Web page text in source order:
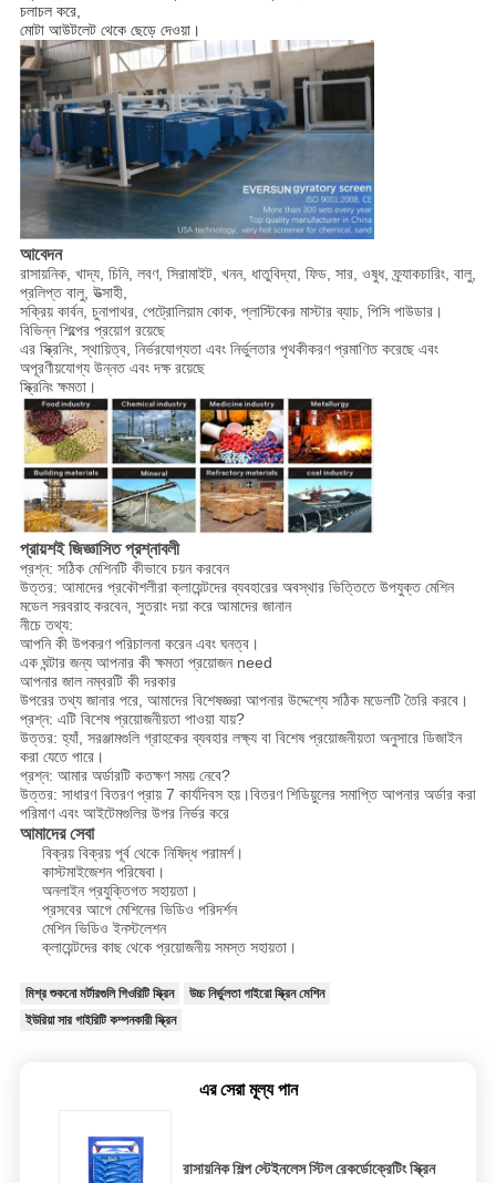
চলাচল করে,
মোটা আউটলেট থেকে ছেড়ে দেওয়া।
আবেদন
রাসায়নিক, খাদ্য, চিনি, লবণ, সিরামাইট, খনন, ধাতুবিদ্যা, ফিড, সার, ওষুধ, ফ্র্যাকচারিং, বালু,
প্রলিপ্ত বালু, উত্সাহী,
সক্রিয় কার্বন, চুনাপাথর, পেট্রোলিয়াম কোক, প্লাস্টিকের মাস্টার ব্যাচ, পিসি পাউডার।
বিভিন্ন শিল্পের প্রয়োগ রয়েছে
এর স্ক্রিনিং, স্থায়িত্ব, নির্ভরযোগ্যতা এবং নির্ভুলতার পৃথকীকরণ প্রমাণিত করেছে এবং
অপূরণীয়যোগ্য উন্নত এবং দক্ষ রয়েছে
স্ক্রিনিং ক্ষমতা।
প্রায়শই জিজ্ঞাসিত প্রশ্নাবলী
প্রশ্ন: সঠিক মেশিনটি কীভাবে চয়ন করবেন
উত্তর: আমাদের প্রকৌশলীরা ক্লায়েন্টদের ব্যবহারের অবস্থার ভিত্তিতে উপযুক্ত মেশিন
মডেল সরবরাহ করবেন, সুতরাং দয়া করে আমাদের জানান
নীচে তথ্য:
আপনি কী উপকরণ পরিচালনা করেন এবং ঘনত্ব।
এক ঘন্টার জন্য আপনার কী ক্ষমতা প্রয়োজন need
আপনার জাল নম্বরটি কী দরকার
উপরের তথ্য জানার পরে, আমাদের বিশেষজ্ঞরা আপনার উদ্দেশ্যে সঠিক মডেলটি তৈরি করবে।
প্রশ্ন: এটি বিশেষ প্রয়োজনীয়তা পাওয়া যায়?
উত্তর: হ্যাঁ, সরঞ্জামগুলি গ্রাহকের ব্যবহার লক্ষ্য বা বিশেষ প্রয়োজনীয়তা অনুসারে ডিজাইন
করা যেতে পারে।
প্রশ্ন: আমার অর্ডারটি কতক্ষণ সময় নেবে?
উত্তর: সাধারণ বিতরণ প্রায় 7 কার্যদিবস হয়।বিতরণ শিডিয়ুলের সমাপ্তি আপনার অর্ডার করা
পরিমাণ এবং আইটেমগুলির উপর নির্ভর করে
আমাদের সেবা
বিক্রয় বিক্রয় পূর্ব থেকে নিষিদ্ধ পরামর্শ।
কাস্টমাইজেশন পরিষেবা।
অনলাইন প্রযুক্তিগত সহায়তা।
প্রসবের আগে মেশিনের ভিডিও পরিদর্শন
মেশিন ভিডিও ইনস্টলেশন
ক্লায়েন্টদের কাছ থেকে প্রয়োজনীয় সমস্ত সহায়তা।
মিশ্র শুকনো মর্টারগুলি গিওরিটি স্ক্রিন
উচ্চ নির্ভুলতা গাইরো স্ক্রিন মেশিন
ইউরিয়া সার গাইরিটি কম্পনকারী স্ক্রিন
এর সেরা মূল্য পান
রাসায়নিক শিল্প স্টেইনলেস স্টিল রেকর্ডোক্রেটিং স্ক্রিন